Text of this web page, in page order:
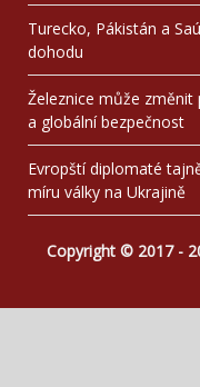
Turecko, Pákistán a
dohodu
Železnice může změnit
a globální bezpečnost
Evropští diplomaté
míru války na Ukrajině
Copyright © 2017 -